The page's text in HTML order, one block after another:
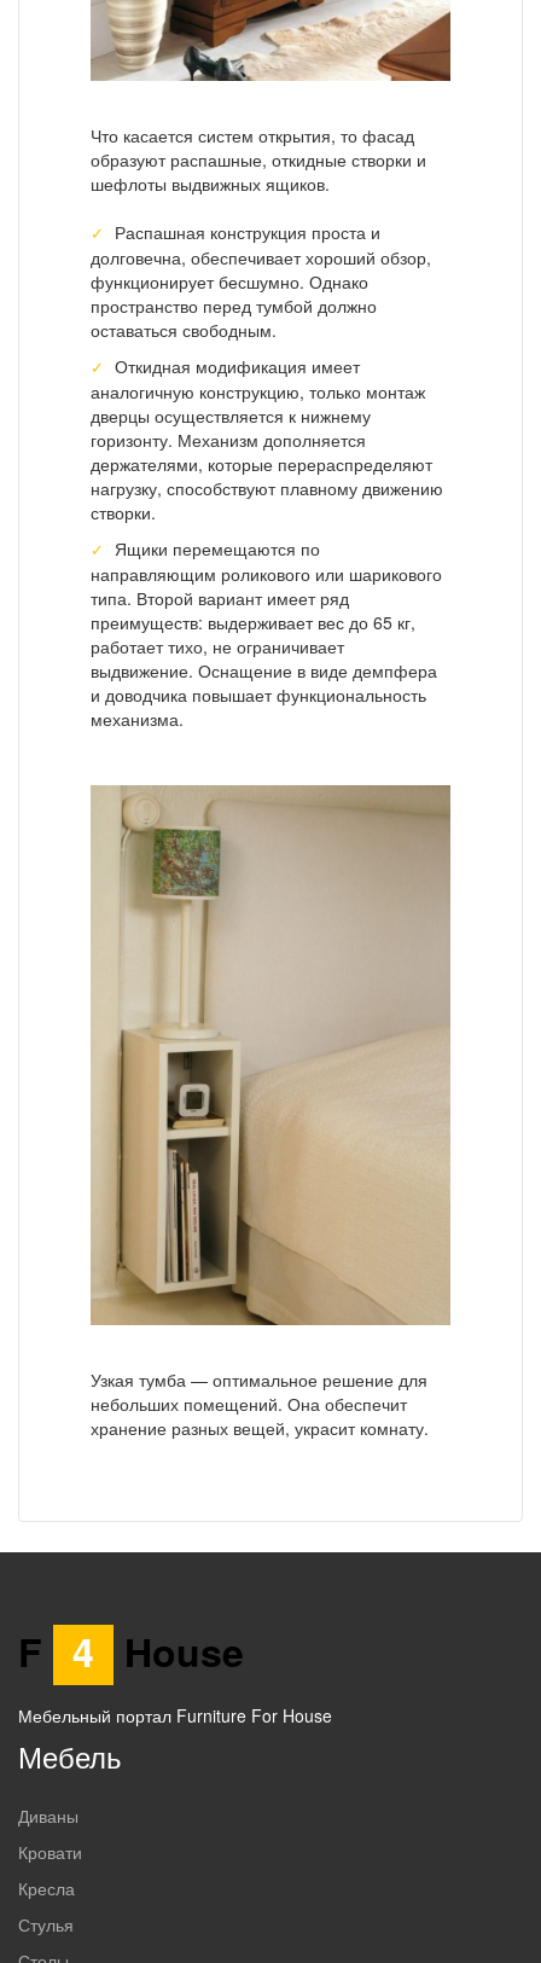
Что касается систем открытия, то фасад
образуют распашные, откидные створки и
шефлоты выдвижных ящиков.
Распашная конструкция проста и
долговечна, обеспечивает хороший обзор,
функционирует бесшумно. Однако
пространство перед тумбой должно
оставаться свободным.
Откидная модификация имеет
аналогичную конструкцию, только монтаж
дверцы осуществляется к нижнему
горизонту. Механизм дополняется
держателями, которые перераспределяют
нагрузку, способствуют плавному движению
створки.
Ящики перемещаются по
направляющим роликового или шарикового
типа. Второй вариант имеет ряд
преимуществ: выдерживает вес до 65 кг,
работает тихо, не ограничивает
выдвижение. Оснащение в виде демпфера
и доводчика повышает функциональность
механизма.
Узкая тумба — оптимальное решение для
небольших помещений. Она обеспечит
хранение разных вещей, украсит комнату.
F 4 House
Мебельный портал Furniture For House
Мебель
Диваны
Кровати
Кресла
Стулья